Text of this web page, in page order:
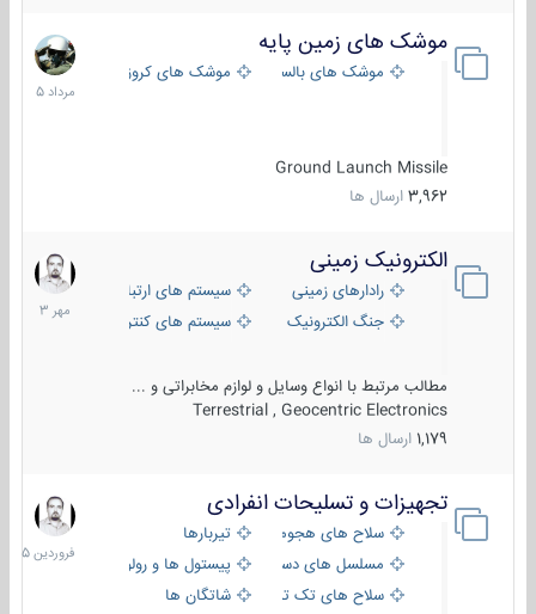
موشک های زمین پایه
موشک های بالستیک موشک های کروز
Ground Launch Missile
3,962 ارسال ها
2
مرداد
1405
الکترونیک زمینی
رادارهای زمینی
سیستم های ارتباطی و جمع آوری
جنگ الکترونیک
سیستم های کنترل آتش و تجهیزات
مطالب مرتبط با انواع وسایل و لوازم مخابراتی و ...
Terrestrial , Geocentric Electronics
1,179 ارسال ها
1
مهر
1403
تجهیزات و تسلیحات انفرادی
سلاح های هجومی
تیربارها
مسلسل های دستی
پیستول ها و رولورها
سلاح های تک تیر اندازیشاتگان ها
17
فروردین
1405